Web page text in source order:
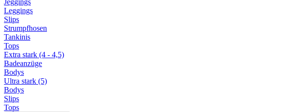
Leggings
Slips
Strumpfhosen
Tankinis
Tops
Extra stark (4 - 4,5)
Badeanzüge
Bodys
Ultra stark (5)
Bodys
Slips
Tops